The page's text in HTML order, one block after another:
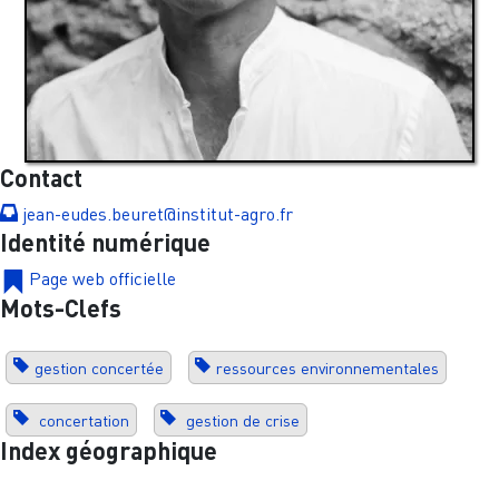
Contact
jean-eudes.beuret@institut-agro.fr
Identité numérique
Page web officielle
Mots-Clefs
gestion concertée ressources environnementales
concertation gestion de crise
Index géographique